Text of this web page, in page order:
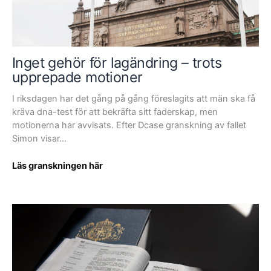
Inget gehör för lagändring – trots
upprepade motioner
I riksdagen har det gång på gång föreslagits att män ska få
kräva dna-test för att bekräfta sitt faderskap, men
motionerna har avvisats. Efter Dcase granskning av fallet
Simon visar…
Läs granskningen härInget
lagändring
–
trots
upprepade
motioner